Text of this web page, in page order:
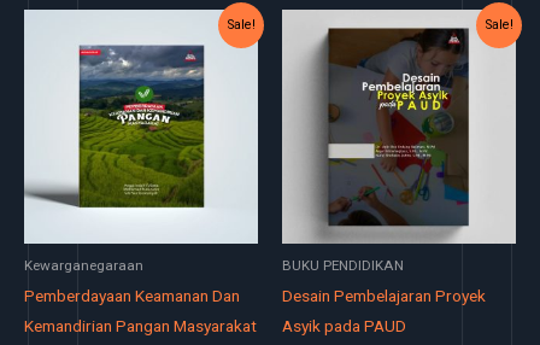
Sale!
Kewarganegaraan
Pemberdayaan Keamanan Dan
Kemandirian Pangan Masyarakat
was:
Rp35.000.
is:
Rp30.000.
Sale!
BUKU PENDIDIKAN
Desain Pembelajaran Proyek
Asyik pada PAUD
was:
Rp40.000.
price
is:
Rp35.000.